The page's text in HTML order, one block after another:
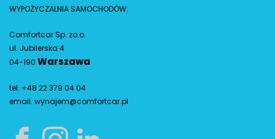
WYPOŻYCZALNIA SAMOCHODÓW:
Comfortcar Sp. zo.o.
ul. Jubilerska 4
04-190 Warszawa
tel. +48 22 379 04 04
email. wynajem@comfortcar.pl